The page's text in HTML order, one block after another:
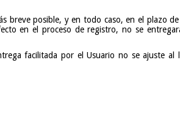
breve posible, y en todo caso, en el plazo
en el proceso de registro, no se
facilitada por el Usuario no se ajuste al